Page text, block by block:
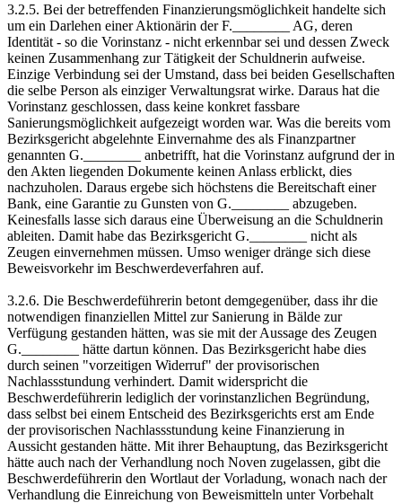
3.2.5. Bei der betreffenden Finanzierungsmöglichkeit handelte sich
um ein Darlehen einer Aktionärin der F.________ AG, deren
Identität - so die Vorinstanz - nicht erkennbar sei und dessen Zweck
keinen Zusammenhang zur Tätigkeit der Schuldnerin aufweise.
Einzige Verbindung sei der Umstand, dass bei beiden Gesellschaften
die selbe Person als einziger Verwaltungsrat wirke. Daraus hat die
Vorinstanz geschlossen, dass keine konkret fassbare
Sanierungsmöglichkeit aufgezeigt worden war. Was die bereits vom
Bezirksgericht abgelehnte Einvernahme des als Finanzpartner
genannten G.________ anbetrifft, hat die Vorinstanz aufgrund der in
den Akten liegenden Dokumente keinen Anlass erblickt, dies
nachzuholen. Daraus ergebe sich höchstens die Bereitschaft einer
Bank, eine Garantie zu Gunsten von G.________ abzugeben.
Keinesfalls lasse sich daraus eine Überweisung an die Schuldnerin
ableiten. Damit habe das Bezirksgericht G.________ nicht als
Zeugen einvernehmen müssen. Umso weniger dränge sich diese
Beweisvorkehr im Beschwerdeverfahren auf.
3.2.6. Die Beschwerdeführerin betont demgegenüber, dass ihr die
notwendigen finanziellen Mittel zur Sanierung in Bälde zur
Verfügung gestanden hätten, was sie mit der Aussage des Zeugen
G.________ hätte dartun können. Das Bezirksgericht habe dies
durch seinen "vorzeitigen Widerruf" der provisorischen
Nachlassstundung verhindert. Damit widerspricht die
Beschwerdeführerin lediglich der vorinstanzlichen Begründung,
dass selbst bei einem Entscheid des Bezirksgerichts erst am Ende
der provisorischen Nachlassstundung keine Finanzierung in
Aussicht gestanden hätte. Mit ihrer Behauptung, das Bezirksgericht
hätte auch nach der Verhandlung noch Noven zugelassen, gibt die
Beschwerdeführerin den Wortlaut der Vorladung, wonach nach der
Verhandlung die Einreichung von Beweismitteln unter Vorbehalt